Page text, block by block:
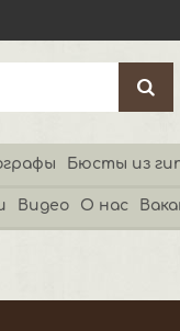
Бюсты из
Видео О нас